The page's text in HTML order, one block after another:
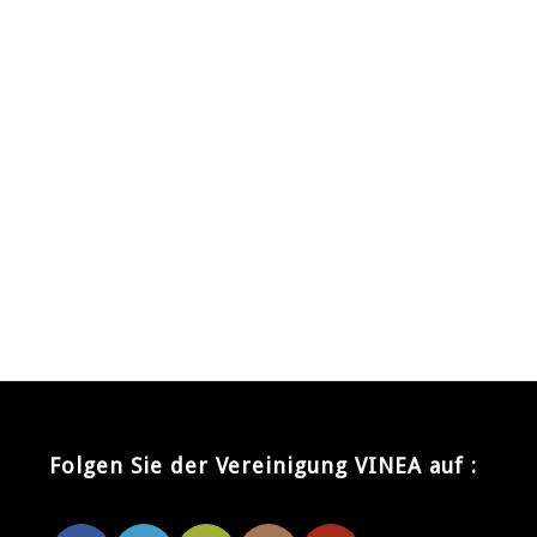
Folgen Sie der Vereinigung VINEA auf :